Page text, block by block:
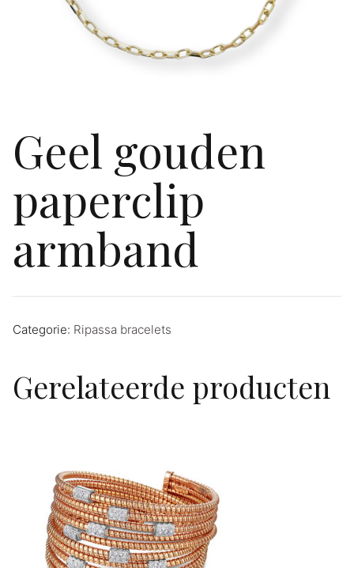
Geel gouden
paperclip
armband
Categorie: Ripassa bracelets
Gerelateerde producten